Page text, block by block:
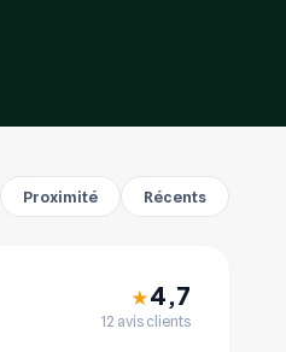
Proximité Récents
★4,7
12 avis clients